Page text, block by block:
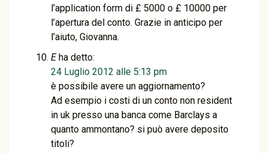
l’application form di £ 5000 o £ 10000 per
l’apertura del conto. Grazie in anticipo per
l’aiuto, Giovanna.
E ha detto:
24 Luglio 2012 alle 5:13 pm
è possibile avere un aggiornamento?
Ad esempio i costi di un conto non resident
in uk presso una banca come Barclays a
quanto ammontano? si può avere deposito
titoli?